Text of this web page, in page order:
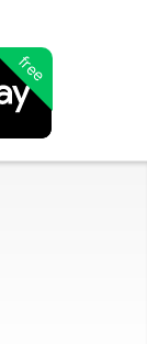
free